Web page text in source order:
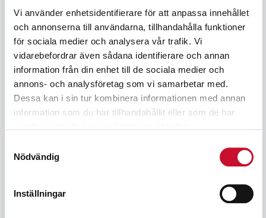
Vi använder enhetsidentifierare för att anpassa innehållet
och annonserna till användarna, tillhandahålla funktioner
för sociala medier och analysera vår trafik. Vi
vidarebefordrar även sådana identifierare och annan
information från din enhet till de sociala medier och
annons- och analysföretag som vi samarbetar med.
Dessa kan i sin tur kombinera informationen med annan
information som du har tillhandahållit eller som de har
Nödvändig
Inställningar
passar Er. Välkomna till en trygg affär i en välsorterad
butik under ständig uppdatering.
Exkl/Inkl moms
Exkl. moms
Så handlar du
Köpvillkor